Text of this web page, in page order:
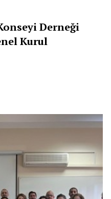
Derneği
Kurul